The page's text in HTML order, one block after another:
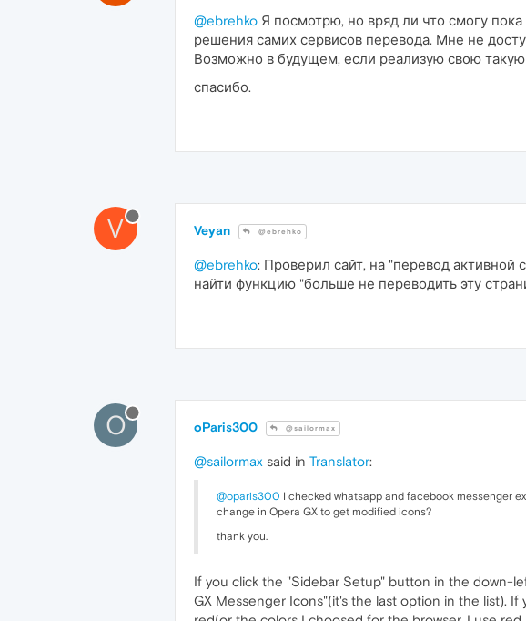
@ebrehko Я посмотрю, но вряд ли что смогу
решения самих сервисов перевода. Мне не
Возможно в будущем, если реализую свою
спасибо.
V Veyan @ebrehko
@ebrehko: Проверил сайт, на "перевод активной
найти функцию "больше не переводить эту
O oParis300 @sailormax
@sailormax said in Translator:
@oparis300 I checked whatsapp and facebook messenger
change in Opera GX to get modified icons?
thank you.
If you click the "Sidebar Setup" button in the down-
GX Messenger Icons"(it's the last option in the list).